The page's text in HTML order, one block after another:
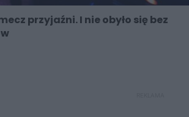
przyjaźni. I nie obyło się bez